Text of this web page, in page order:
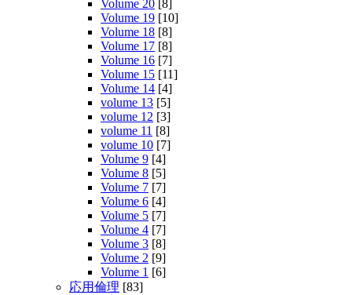
Volume 20 [8]
Volume 19 [10]
Volume 18 [8]
Volume 17 [8]
Volume 16 [7]
Volume 15 [11]
Volume 14 [4]
volume 13 [5]
volume 12 [3]
volume 11 [8]
volume 10 [7]
Volume 9 [4]
Volume 8 [5]
Volume 7 [7]
Volume 6 [4]
Volume 5 [7]
Volume 4 [7]
Volume 3 [8]
Volume 2 [9]
Volume 1 [6]
応用倫理 [83]